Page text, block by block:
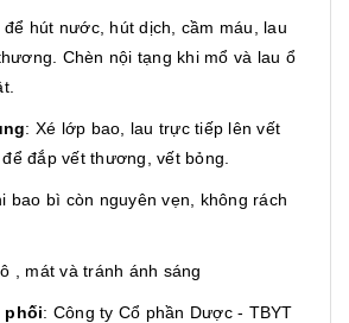
để hút nước, hút dịch, cầm máu, lau
Chèn nội tạng khi mổ và lau ổ
: Xé lớp bao, lau trực tiếp lên vết
đắp vết thương, vết bỏng.
bao bì còn nguyên vẹn, không rách
, mát và tránh ánh sáng
phối: Công ty Cổ phần Dược - TBYT